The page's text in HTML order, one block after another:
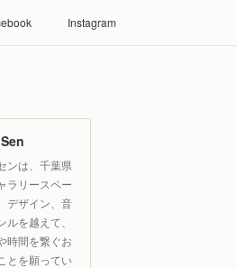
Instagram
ンは、千葉県
ラリースペー
デザイン、音
を越えて、
時間を繋ぐお
とを願ってい